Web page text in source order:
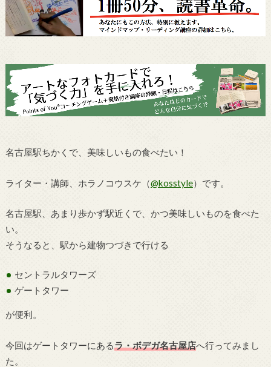
名古屋駅ちかくで、美味しいもの食べたい！
ライター・講師、ホラノコウスケ（@kosstyle）です。
名古屋駅、あまり歩かず駅近くで、かつ美味しいものを食べた
い。
そうなると、駅から建物つづきで行ける
セントラルタワーズ
ゲートタワー
が便利。
今回はゲートタワーにあるラ・ボデガ名古屋店へ行ってみまし
た。